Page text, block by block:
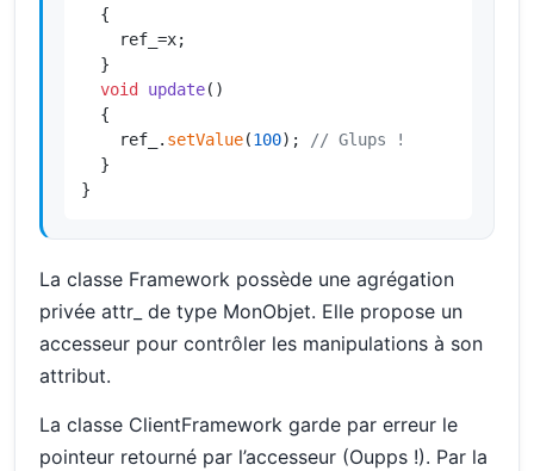
{
    ref_=x;
  }
void
update()
{
    ref_.
setValue(100);
// Glups !
  }
}
La classe Framework possède une agrégation
privée attr_ de type MonObjet. Elle propose un
accesseur pour contrôler les manipulations à son
attribut.
La classe ClientFramework garde par erreur le
pointeur retourné par l’accesseur (Oupps !). Par la